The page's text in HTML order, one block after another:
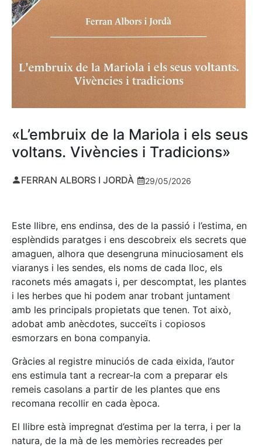
«L’embruix de la Mariola i els seus
voltans. Vivències i Tradicions»
FERRAN ALBORS I JORDÀ 29/05/2026
Este llibre, ens endinsa, des de la passió i l’estima, en
esplèndids paratges i ens descobreix els secrets que
amaguen, alhora que desengruna minuciosament els
viaranys i les sendes, els noms de cada lloc, els
raconets més amagats i, per descomptat, les plantes
i les herbes que hi podem anar trobant juntament
amb les principals propietats que tenen. Tot això,
adobat amb anècdotes, succeïts i copiosos
esmorzars en bona companyia.
Gràcies al registre minuciós de cada eixida, l’autor
ens estimula tant a recrear-la com a preparar els
remeis casolans a partir de les plantes que ens
recomana recollir en cada època.
El llibre està impregnat d’estima per la terra, i per la
natura, de la mà de les memòries recreades per